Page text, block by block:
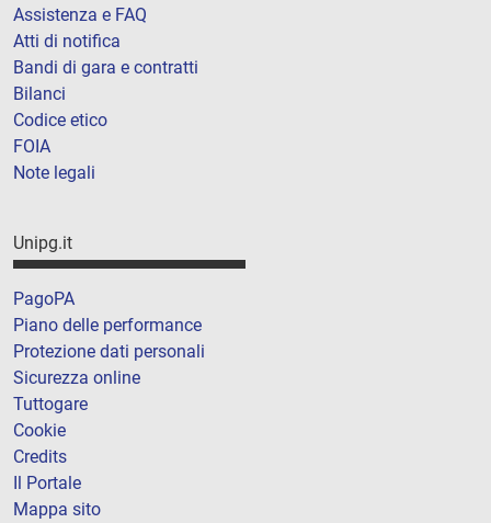
Assistenza e FAQ
Atti di notifica
Bandi di gara e contratti
Bilanci
Codice etico
FOIA
Note legali
Unipg.it
PagoPA
Piano delle performance
Protezione dati personali
Sicurezza online
Tuttogare
Cookie
Credits
Il Portale
Mappa sito